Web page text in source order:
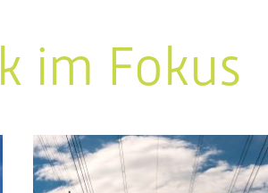
im Fokus